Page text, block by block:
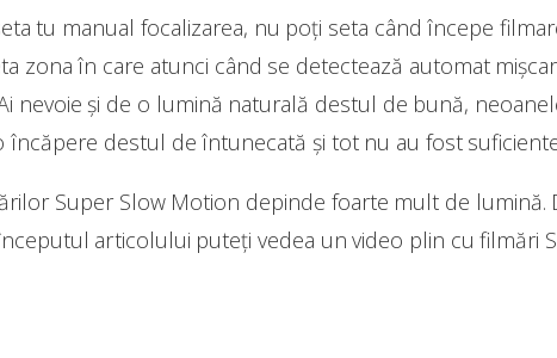
tu manual focalizarea, nu poți seta când începe
zona în care atunci când se detectează automat
nevoie și de o lumină naturală destul de bună,
destul de întunecată și tot nu au fost
Super Slow Motion depinde foarte mult de lumină.
articolului puteți vedea un video plin cu filmări